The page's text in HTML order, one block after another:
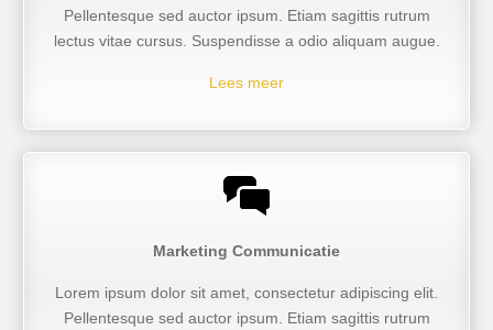
Pellentesque sed auctor ipsum. Etiam sagittis rutrum
lectus vitae cursus. Suspendisse a odio aliquam augue.
Lees meer
Marketing Communicatie
Lorem ipsum dolor sit amet, consectetur adipiscing elit.
Pellentesque sed auctor ipsum. Etiam sagittis rutrum